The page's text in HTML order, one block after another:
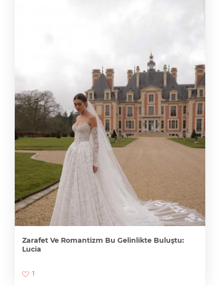
Zarafet Ve Romantizm Bu Gelinlikte Buluştu:
Lucia
1